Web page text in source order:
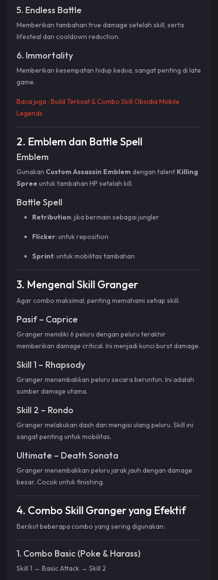
5. Endless Battle
Memberikan tambahan true damage setelah skill, serta
lifesteal dan cooldown reduction.
6. Immortality
Memberikan kesempatan hidup kedua, sangat penting di late
game.
Baca juga : Build Terkuat & Combo Skill Obsidia Mobile
Legends
2. Emblem dan Battle Spell
Emblem
Gunakan Custom Assassin Emblem dengan talent Killing
Spree untuk tambahan HP setelah kill.
Battle Spell
Retribution: jika bermain sebagai jungler
Flicker: untuk reposition
Sprint: untuk mobilitas tambahan
3. Mengenal Skill Granger
Agar combo maksimal, penting memahami setiap skill:
Pasif – Caprice
Granger memiliki 6 peluru dengan peluru terakhir
memberikan damage critical. Ini menjadi kunci burst damage.
Skill 1 – Rhapsody
Granger menembakkan peluru secara beruntun. Ini adalah
sumber damage utama.
Skill 2 – Rondo
Granger melakukan dash dan mengisi ulang peluru. Skill ini
sangat penting untuk mobilitas.
Ultimate – Death Sonata
Granger menembakkan peluru jarak jauh dengan damage
besar. Cocok untuk finishing.
4. Combo Skill Granger yang Efektif
Berikut beberapa combo yang sering digunakan:
1. Combo Basic (Poke & Harass)
Skill 1 → Basic Attack → Skill 2